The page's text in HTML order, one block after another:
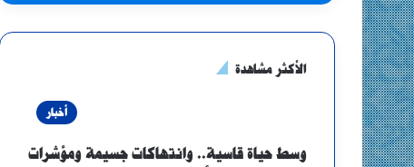
الأكثر مشاهدة
أخبار
وسط حياة قاسية.. وانتهاكات جسيمة ومؤشرات